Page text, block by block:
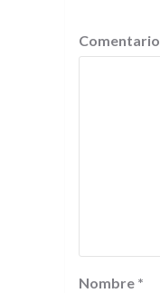
Comentario
Nombre *